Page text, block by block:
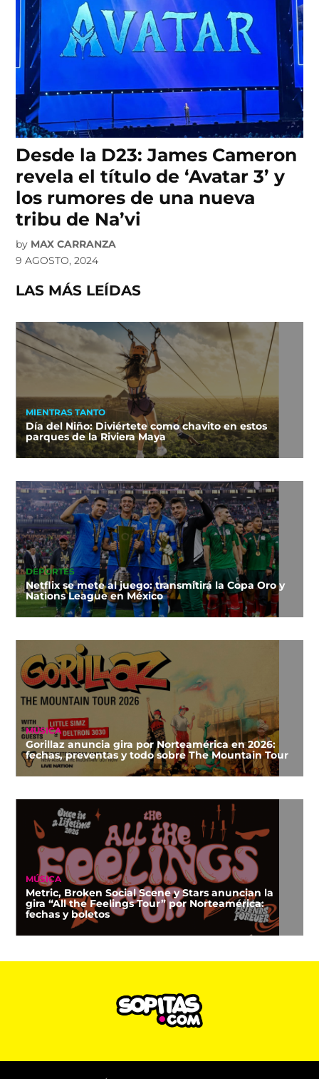
Desde la D23: James Cameron
revela el título de ‘Avatar 3’ y
los rumores de una nueva
tribu de Na’vi
by MAX CARRANZA
9 AGOSTO, 2024
LAS MÁS LEÍDAS
MIENTRAS TANTO
Día del Niño: Diviértete como chavito en estos
parques de la Riviera Maya
DEPORTES
Netflix se mete al juego: transmitirá la Copa Oro y
Nations League en México
MÚSICA
Gorillaz anuncia gira por Norteamérica en 2026:
fechas, preventas y todo sobre The Mountain Tour
MÚSICA
Metric, Broken Social Scene y Stars anuncian la
gira “All the Feelings Tour” por Norteamérica:
fechas y boletos